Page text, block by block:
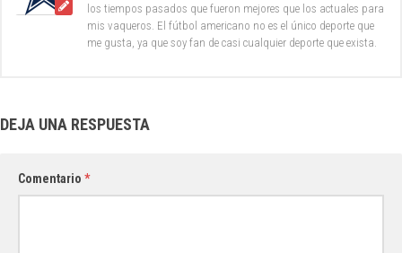
los tiempos pasados que fueron mejores que los actuales para
mis vaqueros. El fútbol americano no es el único deporte que
me gusta, ya que soy fan de casi cualquier deporte que exista.
DEJA UNA RESPUESTA
Comentario *